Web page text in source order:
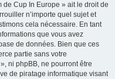
de Cup In Europe » ait le droit de
n’importe quel sujet et
cela nécessaire. En tant
que vous avez
de données. Bien que ces
partie sans votre
ni phpBB, ne pourront être
de piratage informatique visant